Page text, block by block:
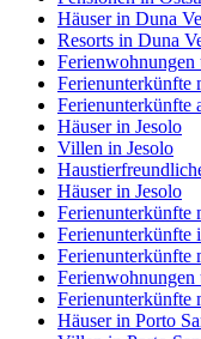
Häuser in Duna
Resorts in Duna
Ferienwohnungen
Ferienunterkünfte
Ferienunterkünfte
Häuser in Jesolo
Villen in Jesolo
Häuser in Jesolo
Ferienunterkünfte
Ferienunterkünfte
Ferienunterkünfte
Ferienwohnungen
Ferienunterkünfte
Häuser in Porto